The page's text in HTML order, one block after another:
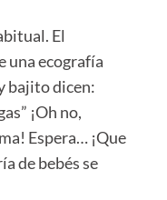
El
una ecografía
bajito dicen:
¡Oh no,
Espera… ¡Que
de bebés se